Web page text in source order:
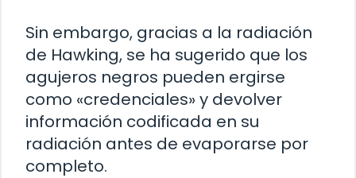
Sin embargo, gracias a la radiación
de Hawking, se ha sugerido que los
agujeros negros pueden ergirse
como «credenciales» y devolver
información codificada en su
radiación antes de evaporarse por
completo.